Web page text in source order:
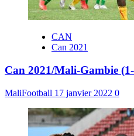
CAN
Can 2021
Can 2021/Mali-Gambie
MaliFootball 17 janvier 2022 0